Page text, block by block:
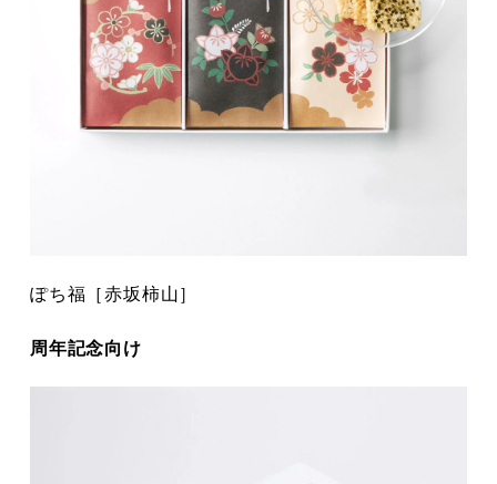
ぽち福［赤坂柿山］
周年記念向け